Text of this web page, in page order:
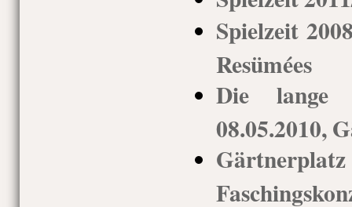
Spielzeit
Resümées
Die lange
08.05.2010,